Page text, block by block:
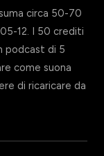
circa 50-70
12. I 50 crediti
podcast di 5
come suona
di ricaricare da